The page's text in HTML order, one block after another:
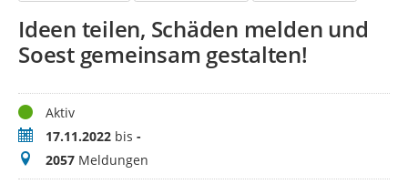
Ideen teilen, Schäden melden und
Soest gemeinsam gestalten!
StatusAktiv
Zeitraum17.11.2022 bis -
Meldungen
2057 Meldungen